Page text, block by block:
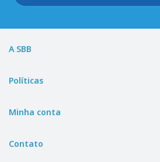
A SBB
Políticas
Minha conta
Contato